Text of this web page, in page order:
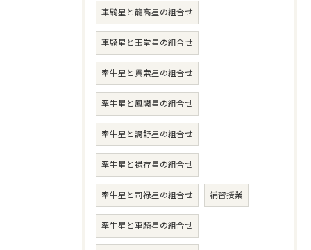
車騎星と龍高星の組合せ
車騎星と玉堂星の組合せ
牽牛星と貫索星の組合せ
牽牛星と鳳閣星の組合せ
牽牛星と調舒星の組合せ
牽牛星と禄存星の組合せ
牽牛星と司禄星の組合せ 補習授業
牽牛星と車騎星の組合せ